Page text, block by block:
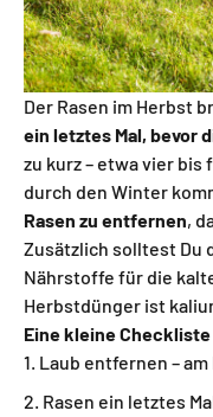
Der Rasen im Herbst
ein letztes Mal, bevor
zu kurz – etwa vier
durch den Winter
Rasen zu entfernen,
Zusätzlich solltest Du
Nährstoffe für die
Herbstdünger ist
Eine kleine
Laub entfernen –
Rasen ein letztes